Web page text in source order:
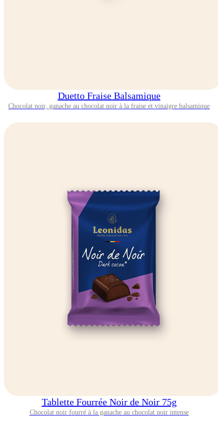
Duetto Fraise Balsamique
Chocolat noir, ganache au chocolat noir à la fraise et vinaigre balsamique
Tablette Fourrée Noir de Noir 75g
Chocolat noir fourré à la ganache au chocolat noir intense